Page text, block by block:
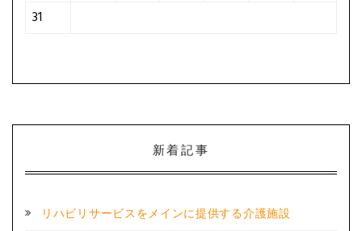
31
新着記事
リハビリサービスをメインに提供する介護施設